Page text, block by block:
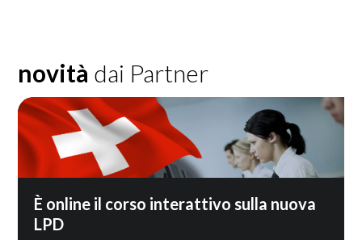
novità dai Partner
È online il corso interattivo sulla nuova
LPD